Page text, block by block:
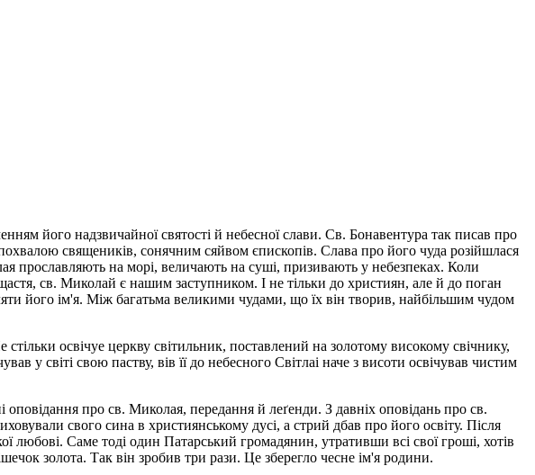
його надзвичайної святості й небесної слави. Св. Бонавентура так писав про
священиків, сонячним сяйвом єпископів. Слава про його чуда розійшлася
на морі, величають на суші, призивають у небезпеках. Коли
св. Миколай є нашим заступником. І не тільки до християн, але й до поган
його ім'я. Між багатьма великими чудами, що їх він творив, найбільшим чудом
освічуе церкву світильник, поставлений на золотому високому свічнику,
у світі свою паству, вів її до небесного Світлаі наче з висоти освічував чистим
оповідання про св. Миколая, передання й леґенди. З давніх оповідань про св.
свого сина в християнському дусі, а стрий дбав про його освіту. Після
любові. Саме тоді один Патарський громадянин, утративши всі свої гроші, хотів
золота. Так він зробив три рази. Це зберегло чесне ім'я родини.